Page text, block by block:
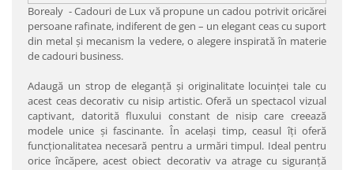
Borealy - Cadouri de Lux vă propune un cadou potrivit oricărei
persoane rafinate, indiferent de gen – un elegant ceas cu suport
din metal şi mecanism la vedere, o alegere inspirată în materie
de cadouri business.
Adaugă un strop de eleganță și originalitate locuinței tale cu
acest ceas decorativ cu nisip artistic. Oferă un spectacol vizual
captivant, datorită fluxului constant de nisip care creează
modele unice și fascinante. În același timp, ceasul îți oferă
funcționalitatea necesară pentru a urmări timpul. Ideal pentru
orice încăpere, acest obiect decorativ va atrage cu siguranță